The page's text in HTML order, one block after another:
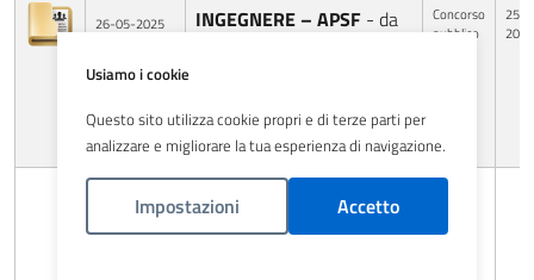
26-05-2025
INGEGNERE – APSF - da
Graduatoria
Concorso
pubblico
25-
2025
AVVISO PUBBLICO PER
L’ASSEGNAZIONE DI N. 2
Usiamo i cookie
Questo sito utilizza cookie propri e di terze parti per
analizzare e migliorare la tua esperienza di navigazione.
Impostazioni Accetto